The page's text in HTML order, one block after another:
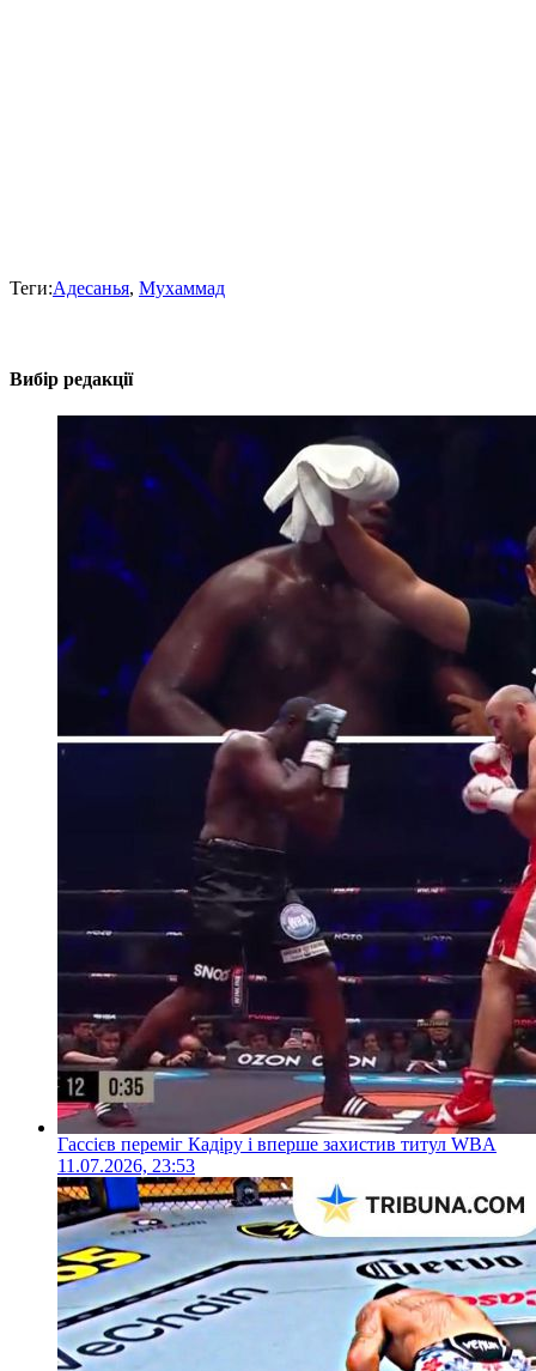
Теги:Адесанья, Мухаммад
Вибір редакції
Гассієв переміг Кадіру і вперше захистив титул WBA
11.07.2026, 23:53